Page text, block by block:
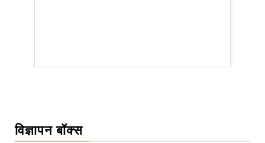
विज्ञापन बॉक्स